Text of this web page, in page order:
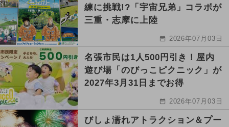
練に挑戦!?「宇宙兄弟」コラボが
三重・志摩に上陸
2026年07月03日
名張市民は1人500円引き！屋内
遊び場「のびっこピクニック」が
2027年3月31日までお得
2026年07月03日
びしょ濡れアトラクション＆プー